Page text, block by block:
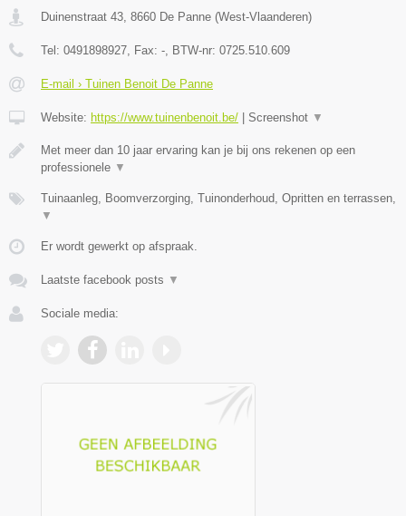
Duinenstraat 43, 8660 De Panne (West-Vlaanderen)
Tel: 0491898927, Fax: -, BTW-nr: 0725.510.609
E-mail › Tuinen Benoit De Panne
Website: https://www.tuinenbenoit.be/ Screenshot ▼
Met meer dan 10 jaar ervaring kan je bij ons rekenen op een
professionele ▼
Tuinaanleg, Boomverzorging, Tuinonderhoud, Opritten en terrassen,
▼
Er wordt gewerkt op afspraak.
Laatste facebook posts ▼
Sociale media: